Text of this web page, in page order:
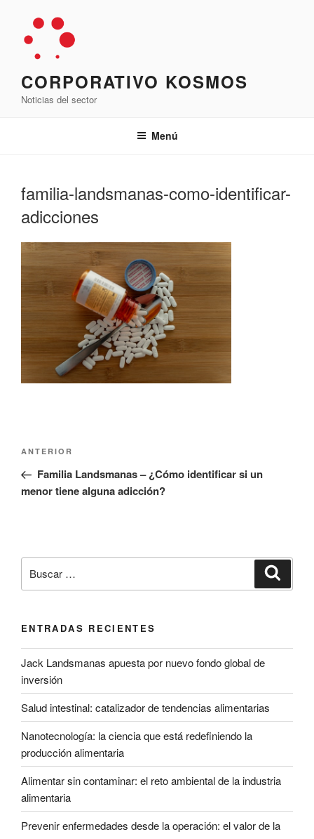
contenido
CORPORATIVO KOSMOS
Noticias del sector
Menú
familia-landsmanas-como-identificar-
adicciones
Navegación
entradas
Entrada
anterior:
ANTERIOR
Familia Landsmanas – ¿Cómo identificar si un
menor tiene alguna adicción?
por:
ENTRADAS RECIENTES
Jack Landsmanas apuesta por nuevo fondo global de
inversión
Salud intestinal: catalizador de tendencias alimentarias
Nanotecnología: la ciencia que está redefiniendo la
producción alimentaria
Alimentar sin contaminar: el reto ambiental de la industria
alimentaria
Prevenir enfermedades desde la operación: el valor de la